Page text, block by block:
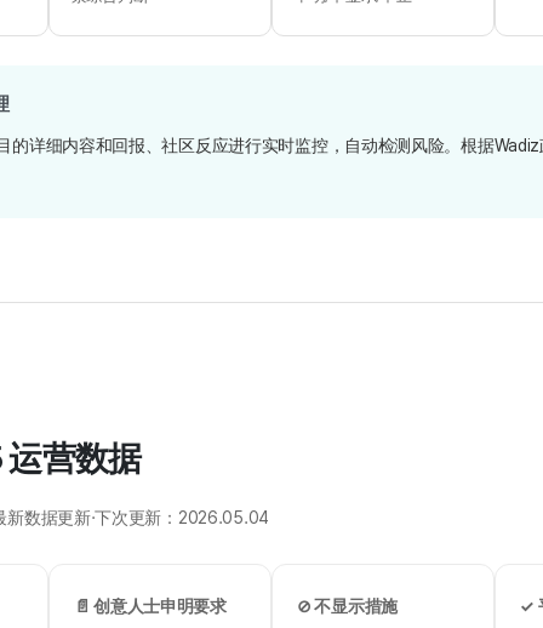
的详细内容和回报、社区反应进行实时监控，自动检测风险。根据
营数据
新数据更新·下次更新：2026.05.04
📄 创意人士申明要求 ⊘ 不显示措施 ✓